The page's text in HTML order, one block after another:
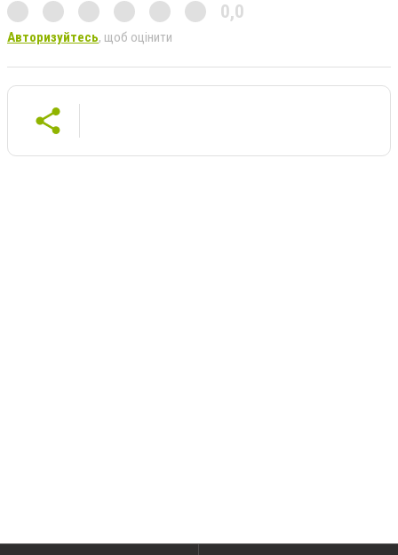
0,0
Авторизуйтесь, щоб оцінити